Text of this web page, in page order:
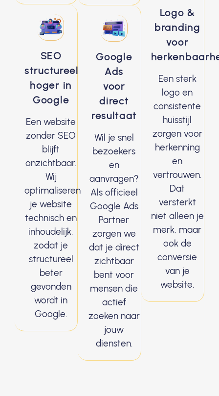
SEO
structureel
hoger in
Google
Een website
zonder SEO
blijft
onzichtbaar.
Wij
optimaliseren
je website
technisch en
inhoudelijk,
zodat je
structureel
beter
gevonden
wordt in
Google.
Google
Ads
voor
direct
resultaat
Wil je snel
bezoekers
en
aanvragen?
Als officieel
Google Ads
Partner
zorgen we
dat je direct
zichtbaar
bent voor
mensen die
actief
zoeken naar
jouw
diensten.
Logo &
branding
voor
Een sterk
logo en
consistente
huisstijl
zorgen voor
herkenning
en
vertrouwen.
Dat
versterkt
niet alleen je
merk, maar
ook de
conversie
van je
website.